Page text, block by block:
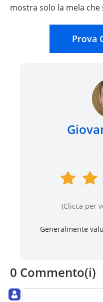
mostra solo la mela
Prova
(Clicca per
Generalmente
0 Commento(i)